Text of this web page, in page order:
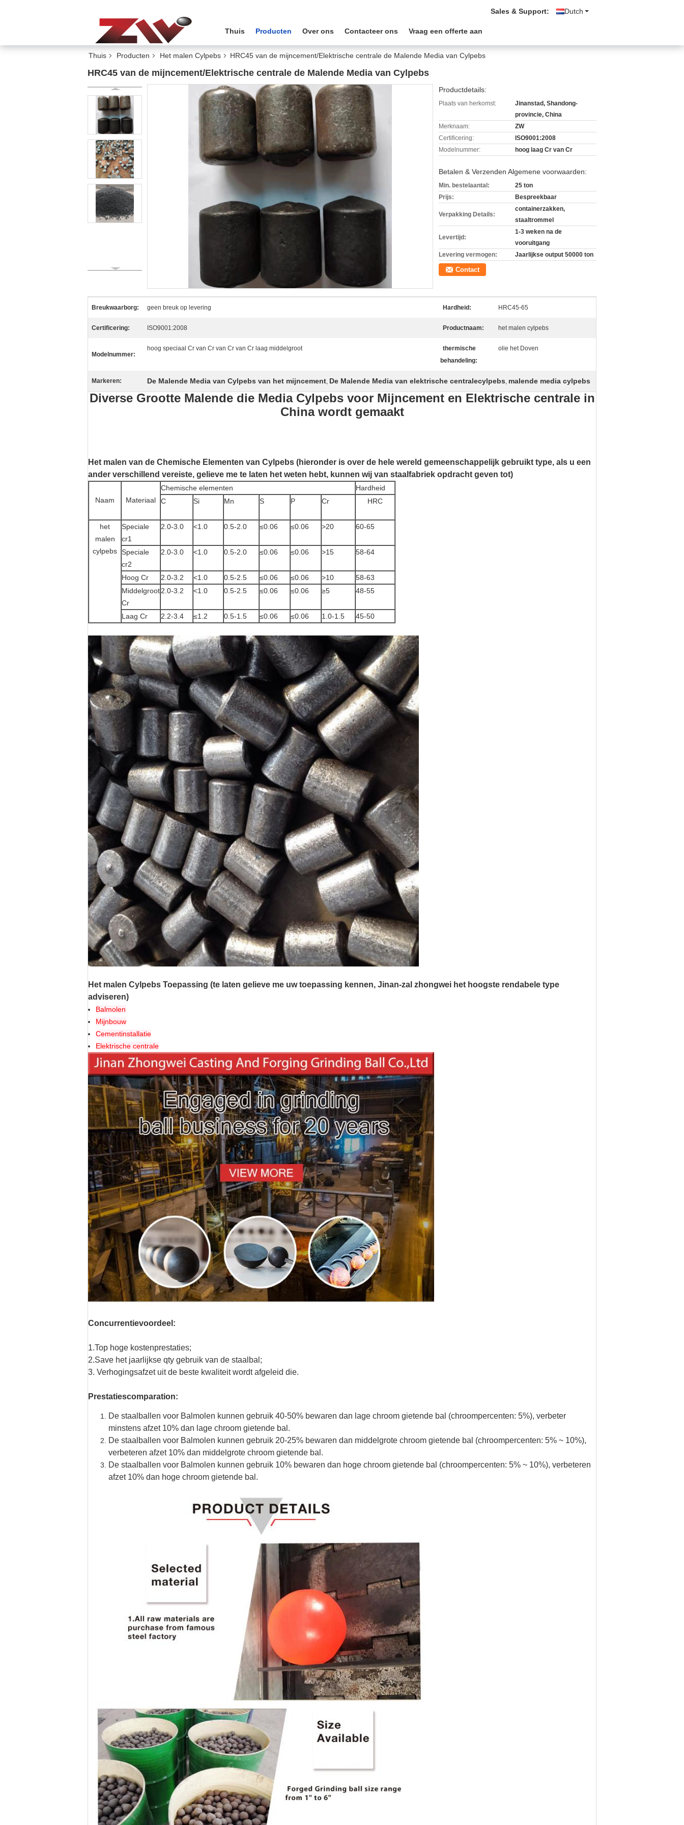
Dutch
Sales & Support:
Thuis Producten Over ons Contacteer ons Vraag een offerte aan
Thuis Producten Het malen Cylpebs HRC45 van de mijncement/Elektrische centrale de Malende Media van Cylpebs
HRC45 van de mijncement/Elektrische centrale de Malende Media van Cylpebs
Productdetails:
Plaats van herkomst:
Jinanstad, Shandong-
provincie, China
Merknaam:
ZW
Certificering:
ISO9001:2008
Modelnummer:
hoog laag Cr van Cr
Betalen & Verzenden Algemene voorwaarden:
Min. bestelaantal:
25 ton
Prijs:
Bespreekbaar
Verpakking Details:
containerzakken,
staaltrommel
Levertijd:
1-3 weken na de
vooruitgang
Levering vermogen:
Jaarlijkse output 50000 ton
Contact
Breukwaarborg: geen breuk op levering Hardheid: HRC45-65
Certificering: ISO9001:2008 Productnaam: het malen cylpebs
Modelnummer:
hoog speciaal Cr van Cr van Cr van Cr laag middelgroot
thermische
behandeling:
olie het Doven
Markeren: De Malende Media van Cylpebs van het mijncement, De Malende Media van elektrische centralecylpebs, malende media cylpebs
Diverse Grootte Malende die Media Cylpebs voor Mijncement en Elektrische centrale in
China wordt gemaakt
Het malen van de Chemische Elementen van Cylpebs (hieronder is over de hele wereld gemeenschappelijk gebruikt type, als u een
ander verschillend vereiste, gelieve me te laten het weten hebt, kunnen wij van staalfabriek opdracht geven tot)
Naam Materiaal
Chemische elementen
Hardheid
C
Si Mn S P Cr HRC
het
malen
cylpebs
Speciale
cr1
2.0-3.0 <1.0 0.5-2.0 ≤0.06 ≤0.06 >20 60-65
Speciale
cr2
2.0-3.0 <1.0 0.5-2.0 ≤0.06 ≤0.06 >15 58-64
Hoog Cr 2.0-3.2 <1.0 0.5-2.5 ≤0.06 ≤0.06 >10
58-63
Middelgroot
Cr
2.0-3.2 <1.0 0.5-2.5 ≤0.06 ≤0.06 ≥5 48-55
Laag Cr 2.2-3.4 ≤1.2 0.5-1.5 ≤0.06 ≤0.06 1.0-1.5 45-50
Het malen Cylpebs Toepassing (te laten gelieve me uw toepassing kennen, Jinan-zal zhongwei het hoogste rendabele type
adviseren)
Balmolen
Mijnbouw
Cementinstallatie
Elektrische centrale
Concurrentievoordeel:
1.Top hoge kostenprestaties;
2.Save het jaarlijkse qty gebruik van de staalbal;
3. Verhogingsafzet uit de beste kwaliteit wordt afgeleid die.
Prestatiescomparation:
De staalballen voor Balmolen kunnen gebruik 40-50% bewaren dan lage chroom gietende bal (chroompercenten: 5%), verbeter
minstens afzet 10% dan lage chroom gietende bal.
De staalballen voor Balmolen kunnen gebruik 20-25% bewaren dan middelgrote chroom gietende bal (chroompercenten: 5% ~ 10%),
verbeteren afzet 10% dan middelgrote chroom gietende bal.
De staalballen voor Balmolen kunnen gebruik 10% bewaren dan hoge chroom gietende bal (chroompercenten: 5% ~ 10%), verbeteren
afzet 10% dan hoge chroom gietende bal.